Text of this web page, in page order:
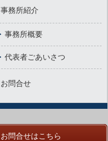
事務所紹介
事務所概要
代表者ごあいさつ
お問合せ
お問合せはこちら